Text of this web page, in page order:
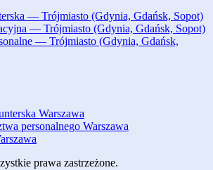
— Trójmiasto (Gdynia, Gdańsk, Sopot)
— Trójmiasto (Gdynia, Gdańsk, Sopot)
— Trójmiasto (Gdynia, Gdańsk,
Warszawa
personalnego Warszawa
prawa zastrzeżone.